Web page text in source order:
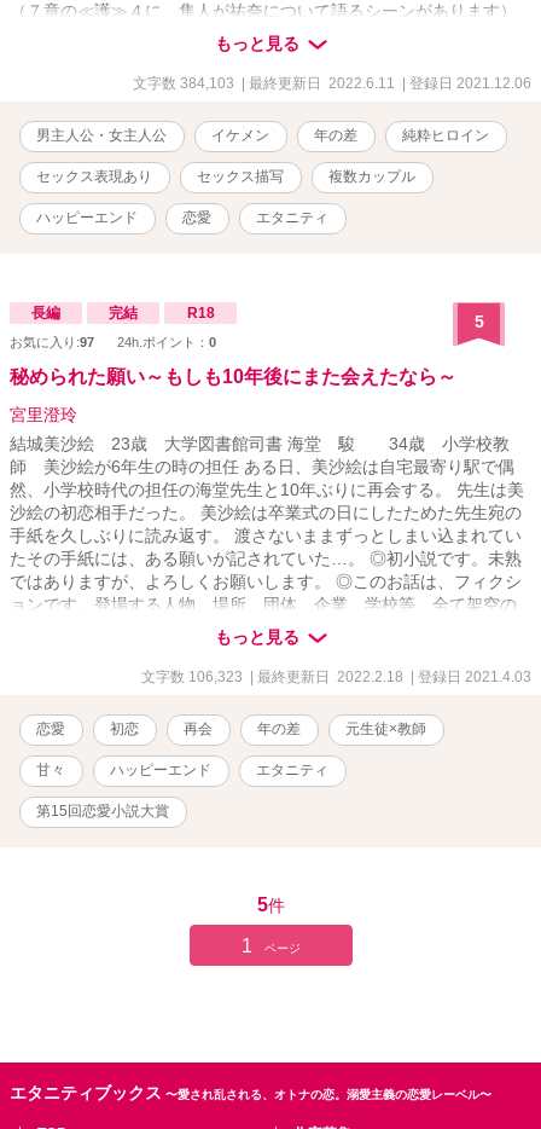
（７章の≪護≫４に、隼人が祐奈について語るシーンがあります）
向こうを読まなくても読めるように書いていますが、よかったら、
向こうの話も、あわせてお楽しみください。こっちの二人が、いず
れ、向こうの話に出てきたりもします。 （２０２２／１／２８追
一日二回更新になることがあります。0:10の更新はそのままで、昼
間とかに追加がある感じです。追加の分の時間は、その時によって
変わると思います。安定して二回更新ができるようになったら、追
加の分の時間も固定にするかも。 （２０２２／３／１２追記） スト
ックがなくなったため、毎日更新はしばらくお休みします。 （２０
２２／３／２８追記） 再開します。毎日更新のお約束は、今はでき
リアム★ボーイ」は、ひとまず完結して、続編を連載中です。よか
ったら、そちらも読んでやってください。（Ｗ主人公の片方の男の
子が、祐奈の知り合いです） ※感想欄は、ネタバレ可です。ネタバ
レしたくない方は、読まないようにしてください。
もっと見る
文字数 384,103 | 最終更新日 2022.6.11 | 登録日 2021.12.06
男主人公・女主人公 イケメン 年の差 純粋ヒロイン
セックス表現あり セックス描写 複数カップル
ハッピーエンド 恋愛 エタニティ
長編 完結 R18
お気に入り:97 24h.ポイント： 0
5
秘められた願い～もしも10年後にまた会えたなら～
宮里澄玲
結城美沙絵 23歳 大学図書館司書 海堂 駿 34歳 小学校教
師 美沙絵が6年生の時の担任 ある日、美沙絵は自宅最寄り駅で偶
然、小学校時代の担任の海堂先生と10年ぶりに再会する。 先生は美
沙絵の初恋相手だった。 美沙絵は卒業式の日にしたためた先生宛の
手紙を久しぶりに読み返す。 渡さないままずっとしまい込まれてい
たその手紙には、ある願いが記されていた…。 ◎初小説です。未熟
ではありますが、よろしくお願いします。 ◎このお話は、フィクシ
ョンです。登場する人物、場所、団体、企業、学校等、全て架空の
ものです。 ◎R18に設定してありますが、かなり後半になります。
描写もそれほど濃くありません。R18の部分には※印がついていま
す。 追記：男性視点のパートに♦印をつけました。 追記：番外編を
もっと見る
文字数 106,323 | 最終更新日 2022.2.18 | 登録日 2021.4.03
恋愛 初恋 再会 年の差 元生徒×教師
甘々 ハッピーエンド エタニティ
第15回恋愛小説大賞
5件
1 ページ
エタニティブックス 〜愛され乱される、オトナの恋。溺愛主義の恋愛レーベル〜